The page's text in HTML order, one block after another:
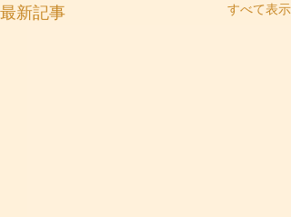
最新記事 すべて表示